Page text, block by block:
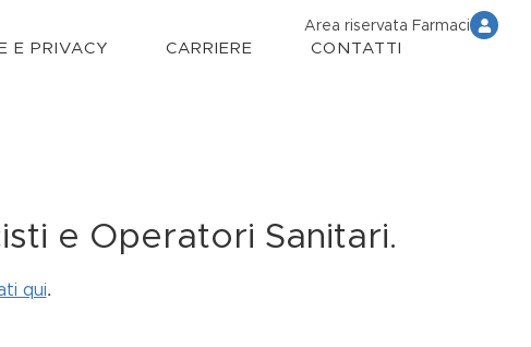
Area riservata Farmaci
E PRIVACY CARRIERE CONTATTI
e Operatori Sanitari.
qui.